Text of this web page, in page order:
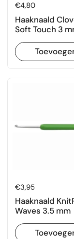
Prijs:
€4,80
Haaknaald
Soft Touch 3
Prijs:
€3,95
Haaknaald
Waves 3.5 mm